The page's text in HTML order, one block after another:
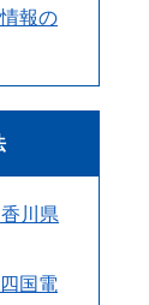
報の
川県
国電